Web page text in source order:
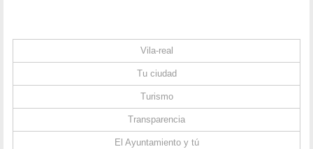
Vila-real
Tu ciudad
Turismo
Transparencia
El Ayuntamiento y tú